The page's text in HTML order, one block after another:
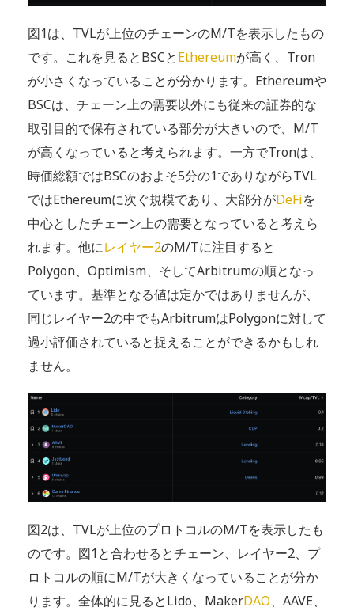
図1は、TVLが上位のチェーンのM/Tを表示したもの
です。これを見るとBSCとEthereumが高く、Tron
が小さくなっていることが分かります。Ethereumや
BSCは、チェーン上の需要以外にも従来の証券的な
取引目的で保有されている部分が大きいので、M/T
が高くなっていると考えられます。一方でTronは、
時価総額ではBSCのおよそ5分の1でありながらTVL
ではEthereumに次ぐ規模であり、大部分がDeFiを
中心としたチェーン上の需要となっていると考えら
れます。他にレイヤー2のM/Tに注目すると
Polygon、Optimism、そしてArbitrumの順となっ
ています。基準となる値は定かではありませんが、
同じレイヤー2の中でもArbitrumはPolygonに対して
過小評価されていると捉えることができるかもしれ
ません。
図2は、TVLが上位のプロトコルのM/Tを表示したも
のです。図1と合わせるとチェーン、レイヤー2、プ
ロトコルの順にM/Tが大きくなっていることが分か
ります。全体的に見るとLido、MakerDAO、AAVE、